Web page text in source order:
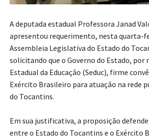
A deputada estadual Professora Janad
apresentou requerimento, nesta quarta-
Assembleia Legislativa do Estado do
solicitando que o Governo do Estado, por
Estadual da Educação (Seduc), firme
Exército Brasileiro para atuação na rede
do Tocantins.
Em sua justificativa, a proposição
entre o Estado do Tocantins e o Exército